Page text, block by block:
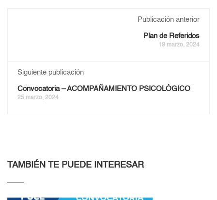
Publicación anterior
Plan de Referidos
19 marzo, 2024
Siguiente publicación
Convocatoria – ACOMPAÑAMIENTO PSICOLÓGICO
25 marzo, 2024
TAMBIÉN TE PUEDE INTERESAR